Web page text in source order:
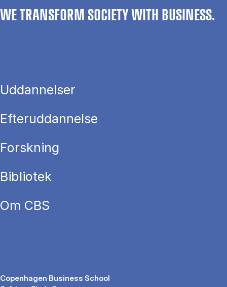
WE TRANSFORM SOCIETY WITH BUSINESS.
Uddannelser
Efteruddannelse
Forskning
Bibliotek
Om CBS
Copenhagen Business School